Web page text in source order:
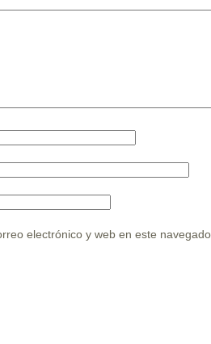
electrónico y web en este